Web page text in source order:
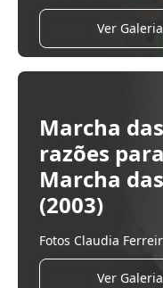
Ver Galeria
Marcha
razões
Marcha
(2003)
Fotos Claudia
Ver Galeria